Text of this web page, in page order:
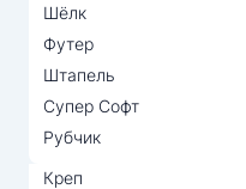
Шёлк
Футер
Штапель
Супер Софт
Рубчик
Креп